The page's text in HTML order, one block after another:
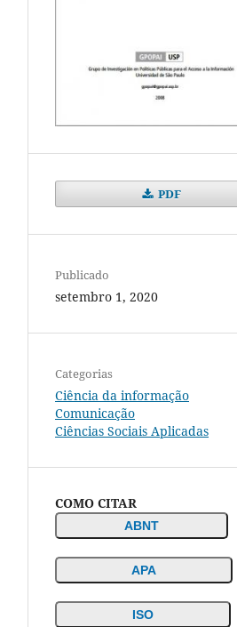
PDF
Publicado
setembro 1, 2020
Categorias
Ciência da informação
Comunicação
Ciências Sociais Aplicadas
COMO CITAR
ABNT
APA
ISO